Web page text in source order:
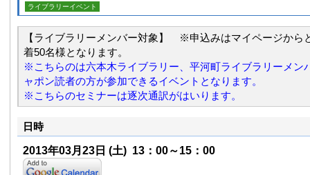
ライブラリーイベント
【ライブラリーメンバー対象】 ※申込みはマイページから
着50名様となります。
※こちらのは六本木ライブラリー、平河町ライブラリーメン
ャポン読者の方が参加できるイベントとなります。
※こちらのセミナーは逐次通訳がはいります。
日時
2013年03月23日 (土) 13：00～15：00